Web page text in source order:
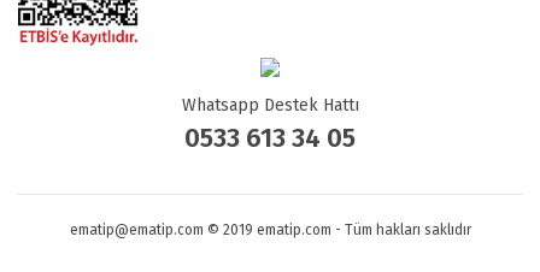
Whatsapp Destek Hattı
0533 613 34 05
ematip@ematip.com © 2019 ematip.com - Tüm hakları saklıdır